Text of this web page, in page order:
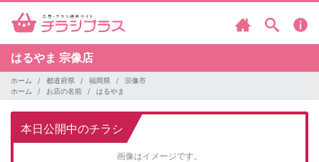
はるやま 宗像店
ホーム 都道府県 福岡県
宗像市
ホーム
お店の名前 はるやま
本日公開中のチラシ
画像はイメージです。